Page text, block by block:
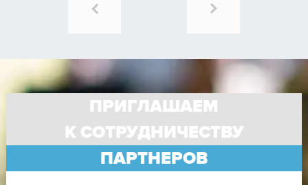
ПРИГЛАШАЕМ
К СОТРУДНИЧЕСТВУ
ПАРТНЕРОВ